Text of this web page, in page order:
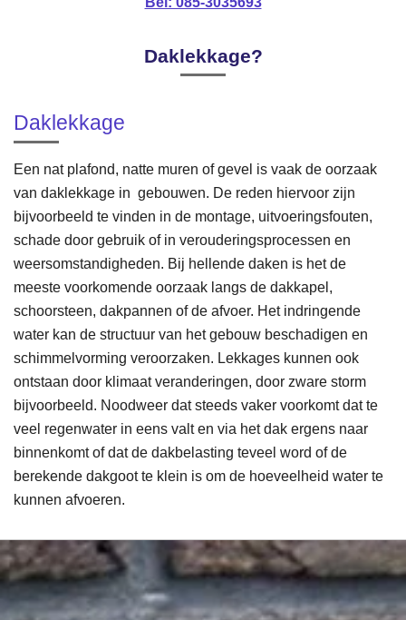
Daklekkage?
Daklekkage
Een nat plafond, natte muren of gevel is vaak de oorzaak
van daklekkage in gebouwen. De reden hiervoor zijn
bijvoorbeeld te vinden in de montage, uitvoeringsfouten,
schade door gebruik of in verouderingsprocessen en
weersomstandigheden. Bij hellende daken is het de
meeste voorkomende oorzaak langs de dakkapel,
schoorsteen, dakpannen of de afvoer. Het indringende
water kan de structuur van het gebouw beschadigen en
schimmelvorming veroorzaken. Lekkages kunnen ook
ontstaan door klimaat veranderingen, door zware storm
bijvoorbeeld. Noodweer dat steeds vaker voorkomt dat te
veel regenwater in eens valt en via het dak ergens naar
binnenkomt of dat de dakbelasting teveel word of de
berekende dakgoot te klein is om de hoeveelheid water te
kunnen afvoeren.